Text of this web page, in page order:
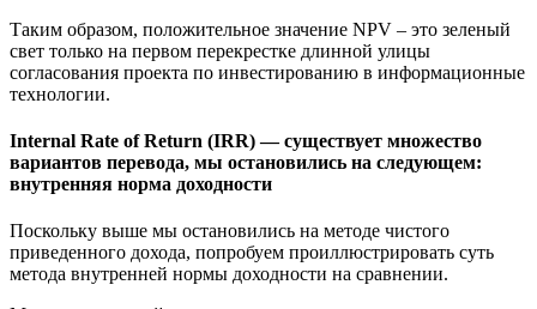
Таким образом, положительное значение NPV – это зеленый
свет только на первом перекрестке длинной улицы
согласования проекта по инвестированию в информационные
технологии.
Internal Rate of Return (IRR) — существует множество
вариантов перевода, мы остановились на следующем:
внутренняя норма доходности
Поскольку выше мы остановились на методе чистого
приведенного дохода, попробуем проиллюстрировать суть
метода внутренней нормы доходности на сравнении.